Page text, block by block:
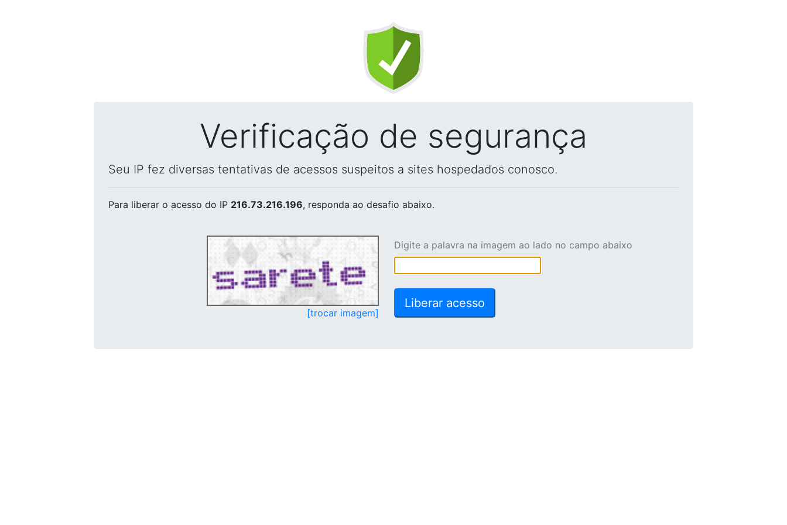
Verificação de segurança
Seu IP fez diversas tentativas de acessos suspeitos a sites hospedados conosco.
Para liberar o acesso do IP 216.73.216.196, responda ao desafio abaixo.
[trocar imagem]
Digite a palavra na imagem ao lado no campo abaixo